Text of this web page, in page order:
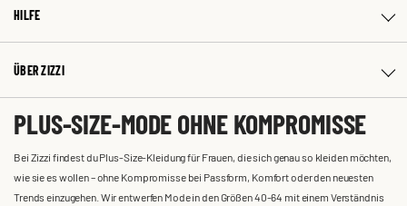
HILFE
ÜBER ZIZZI
PLUS-SIZE-MODE OHNE KOMPROMISSE
Bei Zizzi findest du Plus-Size-Kleidung für Frauen, die sich genau so kleiden möchten,
wie sie es wollen – ohne Kompromisse bei Passform, Komfort oder den neuesten
Trends einzugehen. Wir entwerfen Mode in den Größen 40-64 mit einem Verständnis